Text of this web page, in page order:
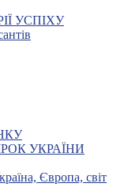
УСПІХУ
УКРАЇНИ
Європа, світ